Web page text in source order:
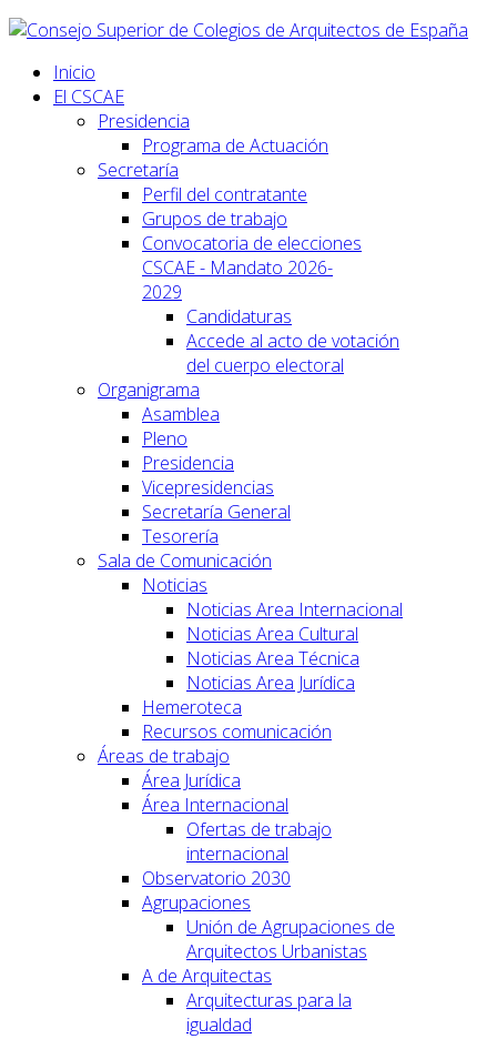
Inicio
El CSCAE
Presidencia
Programa de Actuación
Secretaría
Perfil del contratante
Grupos de trabajo
Convocatoria de elecciones
CSCAE - Mandato 2026-
2029
Candidaturas
Accede al acto de votación
del cuerpo electoral
Organigrama
Asamblea
Pleno
Presidencia
Vicepresidencias
Secretaría General
Tesorería
Sala de Comunicación
Noticias
Noticias Area Internacional
Noticias Area Cultural
Noticias Area Técnica
Noticias Area Jurídica
Hemeroteca
Recursos comunicación
Áreas de trabajo
Área Jurídica
Área Internacional
Ofertas de trabajo
internacional
Observatorio 2030
Agrupaciones
Unión de Agrupaciones de
Arquitectos Urbanistas
A de Arquitectas
Arquitecturas para la
igualdad